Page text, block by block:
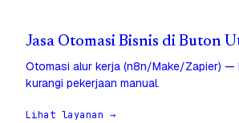
Jasa Otomasi Bisnis di Buton
Otomasi alur kerja (n8n/Make/Zapier) —
kurangi pekerjaan manual.
Lihat layanan →